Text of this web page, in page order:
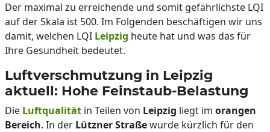
Der maximal zu erreichende und somit gefährlichste LQI
auf der Skala ist 500. Im Folgenden beschäftigen wir uns
damit, welchen LQI Leipzig heute hat und was das für
Ihre Gesundheit bedeutet.
Luftverschmutzung in Leipzig
aktuell: Hohe Feinstaub-Belastung
Die Luftqualität in Teilen von Leipzig liegt im orangen
Bereich. In der Lützner Straßewurde kürzlich für den